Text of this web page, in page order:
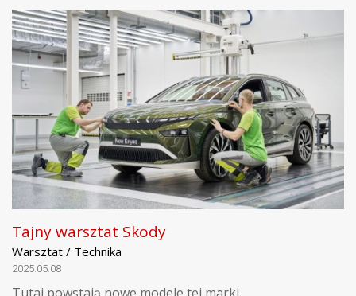
Tajny warsztat Skody
Warsztat / Technika
2025.05.08